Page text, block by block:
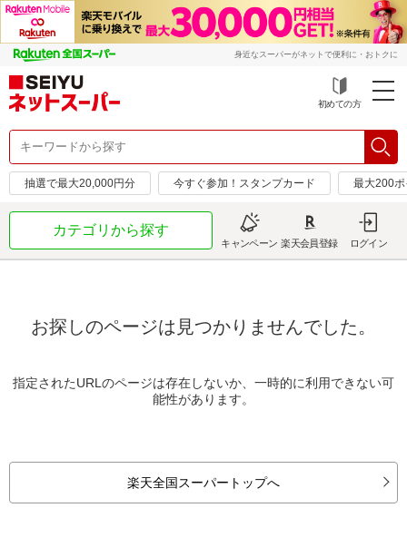
身近なスーパーがネットで便利に・おトクに
初めての方
抽選で最大20,000円分 今すぐ参加！スタンプカード 最大200
カテゴリから探す
キャンペーン 楽天会員登録 ログイン
お探しのページは見つかりませんでした。
指定されたURLのページは存在しないか、一時的に利用できない可
能性があります。
楽天全国スーパートップへ